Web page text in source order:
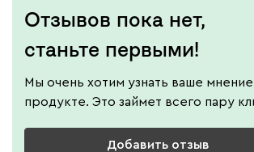
Отзывов пока нет,
станьте первыми!
Мы очень хотим узнать ваше
продукте. Это займет всего пару
Добавить отзыв